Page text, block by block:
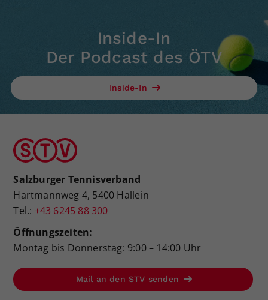
Inside-In
Der Podcast des ÖTV
Inside-In
Salzburger Tennisverband
Hartmannweg 4, 5400 Hallein
Tel.: +43 6245 88 300
Öffnungszeiten:
Montag bis Donnerstag: 9:00 – 14:00 Uhr
Mail an den STV senden